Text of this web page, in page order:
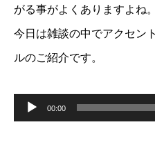
がる事がよくありますよね。
今日は雑談の中でアクセン
ルのご紹介です。
声
00:00